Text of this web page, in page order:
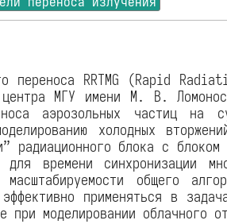
переноса RRTMG (Rapid
центра МГУ имени М. В.
аэрозольных частиц на
холодных
радиационного блока с
времени синхронизации
общего
применяться в
моделировании облачного